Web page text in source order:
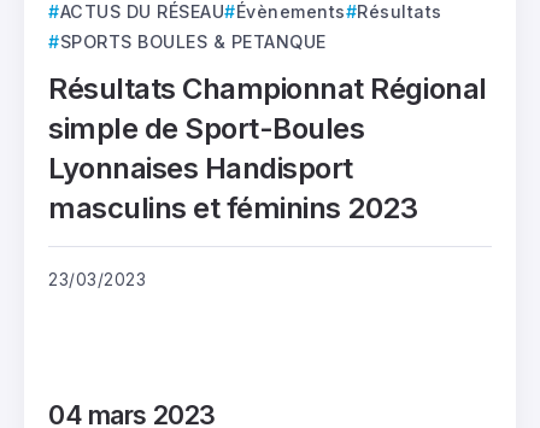
ACTUS DU RÉSEAU Évènements
Résultats
SPORTS BOULES & PETANQUE
Résultats Championnat Régional
simple de Sport-Boules
Lyonnaises Handisport
masculins et féminins 2023
23/03/2023
04 mars 2023